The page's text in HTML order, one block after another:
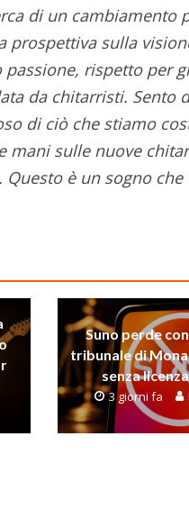
di un cambiamento
prospettiva sulla
rispetto per
da chitarristi. Sento
di ciò che stiamo
mani sulle nuove
è un sogno
Suno perde
tribunale di
senza
3 giorni fa